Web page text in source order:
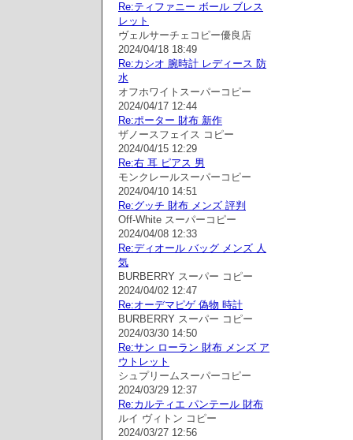
Re:ティファニー ボール ブレス
レット
ヴェルサーチェコピー優良店
2024/04/18 18:49
Re:カシオ 腕時計 レディース 防
水
オフホワイトスーパーコピー
2024/04/17 12:44
Re:ポーター 財布 新作
ザノースフェイス コピー
2024/04/15 12:29
Re:右 耳 ピアス 男
モンクレールスーパーコピー
2024/04/10 14:51
Re:グッチ 財布 メンズ 評判
Off-White スーパーコピー
2024/04/08 12:33
Re:ディオール バッグ メンズ 人
気
BURBERRY スーパー コピー
2024/04/02 12:47
Re:オーデマピゲ 偽物 時計
BURBERRY スーパー コピー
2024/03/30 14:50
Re:サン ローラン 財布 メンズ ア
ウトレット
シュプリームスーパーコピー
2024/03/29 12:37
Re:カルティエ パンテール 財布
ルイ ヴィトン コピー
2024/03/27 12:56